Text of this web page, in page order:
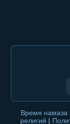
Время намаза
религий |